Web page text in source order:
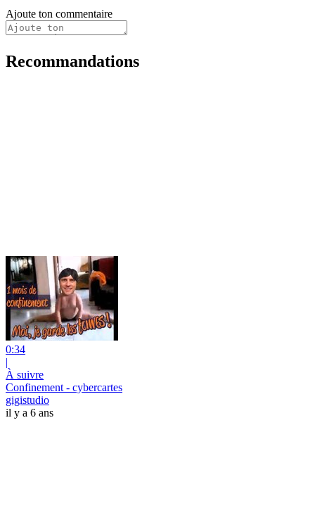
Ajoute ton commentaire
Recommandations
0:34
|
À suivre
Confinement - cybercartes
gigistudio
il y a 6 ans